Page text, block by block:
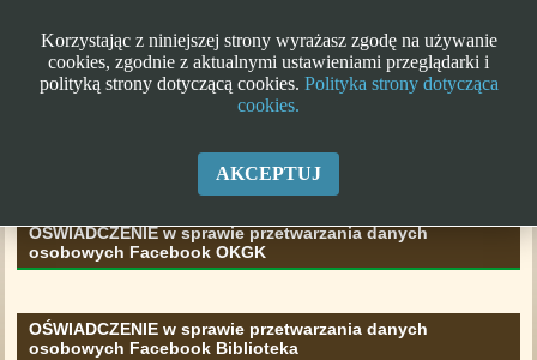
Klauzula informacyjna RODO
OŚWIADCZENIE w sprawie przetwarzania danych
osobowych Facebook OKGK
OŚWIADCZENIE w sprawie przetwarzania danych
osobowych Facebook Biblioteka
Korzystając z niniejszej strony wyrażasz zgodę na używanie
cookies, zgodnie z aktualnymi ustawieniami przeglądarki i
polityką strony dotyczącą cookies. Polityka strony dotycząca
cookies.
AKCEPTUJ